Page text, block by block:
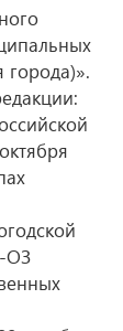
ОЗ